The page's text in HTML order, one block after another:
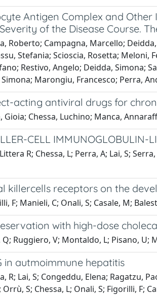
Antigen Complex and
of the Disease Course.
Roberto; Campagna, Marcello;
Stefania; Scioscia, Rosetta;
Restivo, Angelo; Deidda,
Marongiu, Francesco; Perra,
acting antiviral drugs for
Gioia; Chessa, Luchino; Manca,
CELL IMMUNOGLOBULIN-
R; Chessa, L; Perra, A; Lai, S;
killercells receptors on the
F; Manieli, C; Onali, S; Casale, M;
with high-dose
Ruggiero, V; Montaldo, L; Pisano, U;
in autmoimmune hepatitis
R; Lai, S; Congeddu, Elena; Ragatzu,
S; Chessa, L; Onali, S; Figorilli, F;